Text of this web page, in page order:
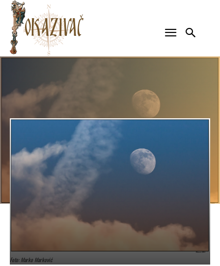
Foto: Marko Marković